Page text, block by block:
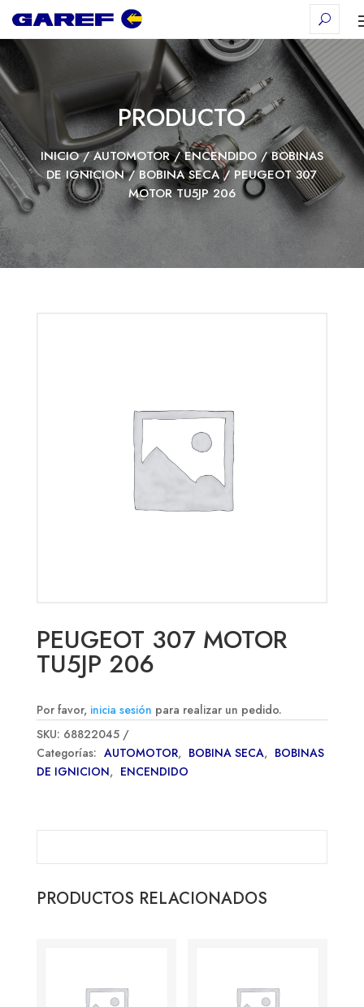
PRODUCTO
INICIO/AUTOMOTOR/ENCENDIDO/BOBINAS
DE IGNICION/BOBINA SECA/ PEUGEOT 307
MOTOR TU5JP 206
PEUGEOT 307 MOTOR
TU5JP 206
Por favor, inicia sesión para realizar un pedido.
SKU: 68822045
Categorías: AUTOMOTOR, BOBINA SECA, BOBINAS
DE IGNICION, ENCENDIDO
PRODUCTOS RELACIONADOS